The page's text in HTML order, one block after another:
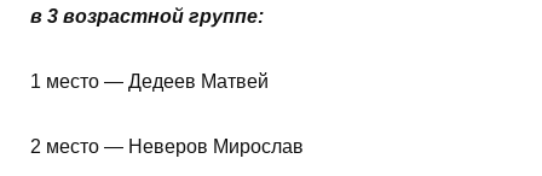
в 3 возрастной группе:
1 место — Дедеев Матвей
2 место — Неверов Мирослав